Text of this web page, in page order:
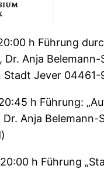
h Führung
Dr. Anja
Jever 04461-
h Führung:
Dr. Anja
h Führung